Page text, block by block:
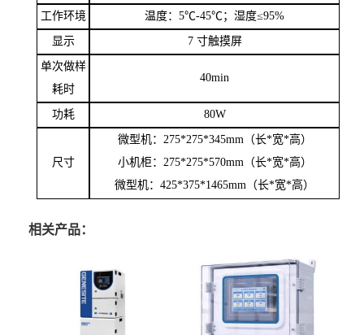
工作环境 温度： 5℃-45℃；湿度≤95%
显示 7 寸触摸屏
单次做样
耗时
40min
功耗 80W
尺寸
微型机： 275*275*345mm（长*宽*高）
小机柜： 275*275*570mm（长*宽*高）
微型机： 425*375*1465mm （长*宽*高）
相关产品：